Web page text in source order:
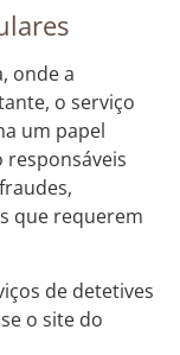
onde a
o serviço
um papel
responsáveis
que requerem
de detetives
o site do